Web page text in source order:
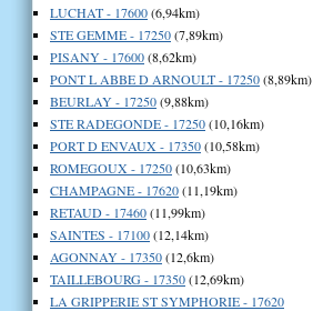
LUCHAT - 17600(6,94km)
STE GEMME - 17250(7,89km)
PISANY - 17600(8,62km)
PONT L ABBE D ARNOULT - 17250(8,89km)
BEURLAY - 17250(9,88km)
STE RADEGONDE - 17250(10,16km)
PORT D ENVAUX - 17350(10,58km)
ROMEGOUX - 17250(10,63km)
CHAMPAGNE - 17620(11,19km)
RETAUD - 17460(11,99km)
SAINTES - 17100(12,14km)
AGONNAY - 17350(12,6km)
TAILLEBOURG - 17350(12,69km)
LA GRIPPERIE ST SYMPHORIE - 17620